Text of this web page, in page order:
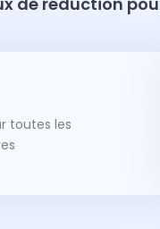
toutes les